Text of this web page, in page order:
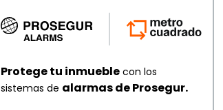
Protege tu inmueble con los
sistemas de alarmas de Prosegur.